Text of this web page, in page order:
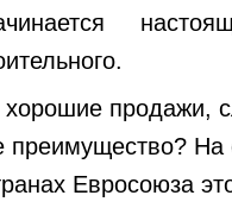
хорошие
На
Евросоюза